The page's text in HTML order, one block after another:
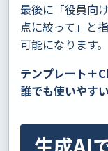
最後に「役員向
点に絞って」と
可能になります。
テンプレート＋
誰でも使いやす